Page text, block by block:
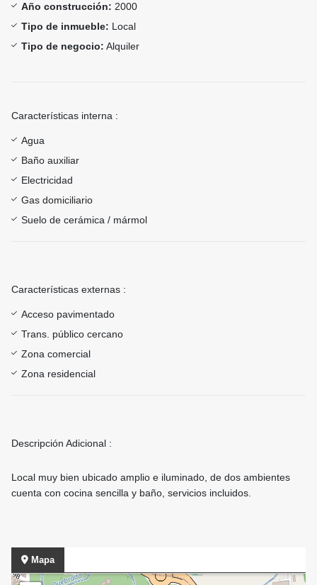
Año construcción: 2000
Tipo de inmueble: Local
Tipo de negocio: Alquiler
Características interna :
Agua
Baño auxiliar
Electricidad
Gas domiciliario
Suelo de cerámica / mármol
Características externas :
Acceso pavimentado
Trans. público cercano
Zona comercial
Zona residencial
Descripción Adicional :
Local muy bien ubicado amplio e iluminado, de dos ambientes
cuenta con cocina sencilla y baño, servicios incluidos.
Mapa